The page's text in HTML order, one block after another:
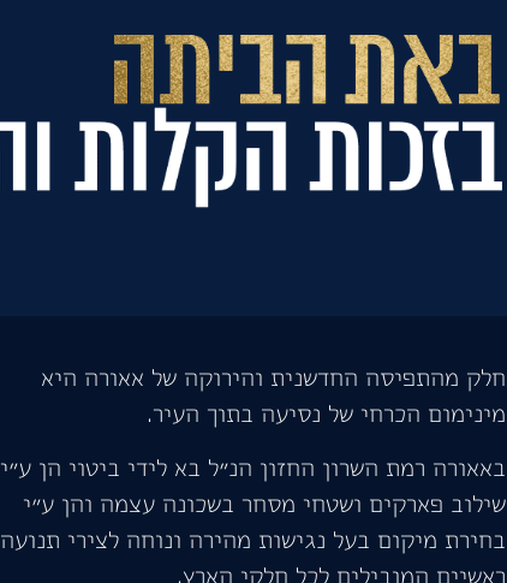
חלק מהתפיסה החדשנית והירוקה של אאורה היא
מינימום הכרחי של נסיעה בתוך העיר.
באאורה רמת השרון החזון הנ״ל בא לידי ביטוי הן ע״י
שילוב פארקים ושטחי מסחר בשכונה עצמה והן ע״י
בחירת מיקום בעל נגישות מהירה ונוחה לצירי תנועה
ראשיים המובילים לכל חלקי הארץ.